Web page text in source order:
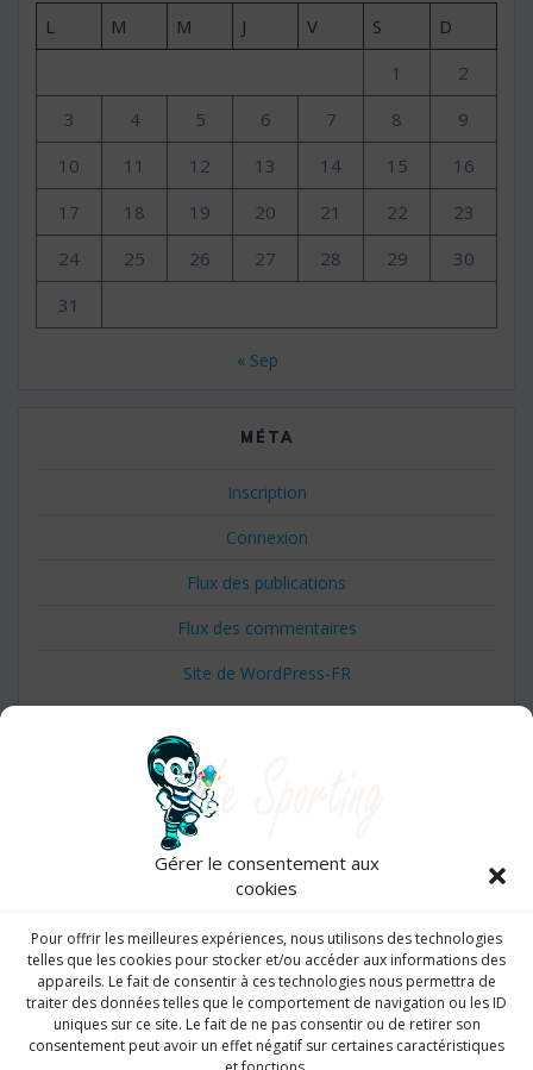
Gérer le consentement aux
cookies
Pour offrir les meilleures expériences, nous utilisons des technologies
telles que les cookies pour stocker et/ou accéder aux informations des
appareils. Le fait de consentir à ces technologies nous permettra de
traiter des données telles que le comportement de navigation ou les ID
uniques sur ce site. Le fait de ne pas consentir ou de retirer son
consentement peut avoir un effet négatif sur certaines caractéristiques
L M M J V S
D
1
2
3
4 5 6 7 8
9
10
11 12 13 14 15
16
17
18 19 20 21 22
23
24
25 26 27 28 29
30
31
« Sep
MÉTA
Inscription
Connexion
Flux des publications
Flux des commentaires
Site de WordPress-FR
53, avenue de la Martheline, Marseille 09.
info@sporting.ajcmarseillesport.org